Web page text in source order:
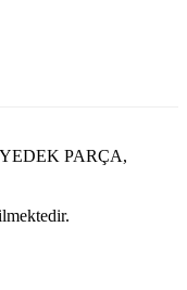
YEDEK PARÇA,